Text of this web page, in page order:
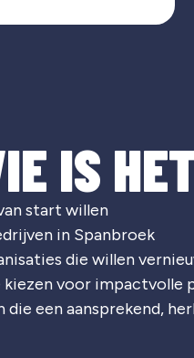
IS
start willen
in Spanbroek
die willen
kiezen voor impactvolle
een aansprekend,